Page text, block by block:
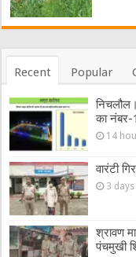
Recent Popular
का नंबर-
14
वारंटी
3
श्रावण
पंचमुखी